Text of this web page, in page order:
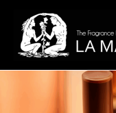
contenuto